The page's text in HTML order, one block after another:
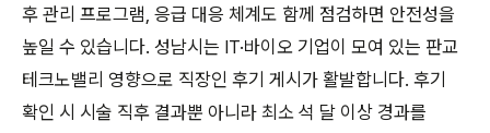
후 관리 프로그램, 응급 대응 체계도 함께 점검하면 안전성을
높일 수 있습니다. 성남시는 IT·바이오 기업이 모여 있는 판교
테크노밸리 영향으로 직장인 후기 게시가 활발합니다. 후기
확인 시 시술 직후 결과뿐 아니라 최소 석 달 이상 경과를